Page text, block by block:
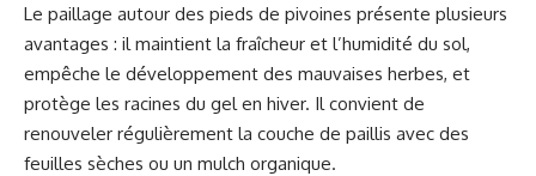
Le paillage autour des pieds de pivoines présente plusieurs
avantages : il maintient la fraîcheur et l’humidité du sol,
empêche le développement des mauvaises herbes, et
protège les racines du gel en hiver. Il convient de
renouveler régulièrement la couche de paillis avec des
feuilles sèches ou un mulch organique.